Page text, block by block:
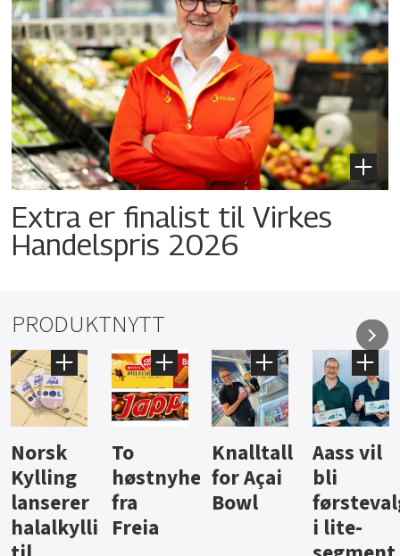
Extra er finalist til Virkes
Handelspris 2026
PRODUKTNYTT
Knalltall
for Açai
Bowl
Aass vil
bli
førstevalg
i lite-
Brus og
jus fra
Berentsen
Hard
iste fra
Hansa